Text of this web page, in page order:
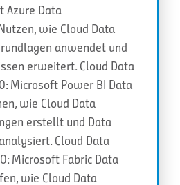
Azure Data
wie Cloud Data
anwendet und
erweitert. Cloud Data
Microsoft Power BI Data
wie Cloud Data
erstellt und Data
Cloud Data
Microsoft Fabric Data
wie Cloud Data